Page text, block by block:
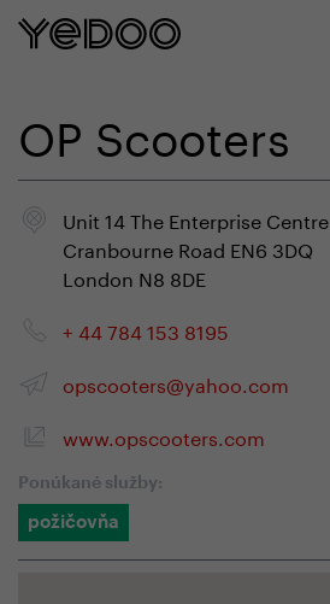
OP Scooters
Unit 14 The Enterprise Centre
Cranbourne Road EN6 3DQ
London N8 8DE
+ 44 784 153 8195
opscooters@yahoo.com
www.opscooters.com
Ponúkané služby:
požičovňa